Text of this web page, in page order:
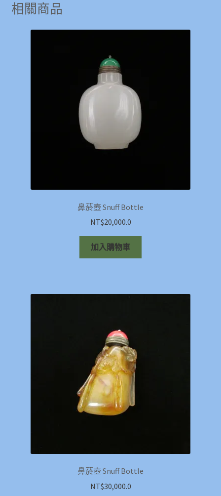
相關商品
鼻菸壺 Snuff Bottle
NT$20,000.0
加入購物車
鼻菸壺 Snuff Bottle
NT$30,000.0